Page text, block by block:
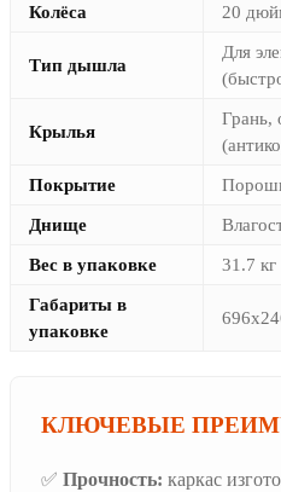
Колёса 20
Тип дышла
Для
Крылья
Грань,
Покрытие
Днище
Вес в упаковке 31.7 кг
Габариты в
упаковке
КЛЮЧЕВЫЕ
✅ Прочность: каркас